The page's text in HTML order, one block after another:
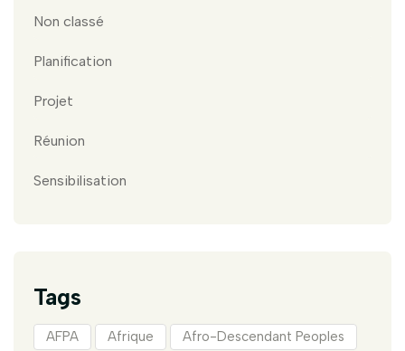
Non classé
Planification
Projet
Réunion
Sensibilisation
Tags
AFPA Afrique Afro-Descendant Peoples